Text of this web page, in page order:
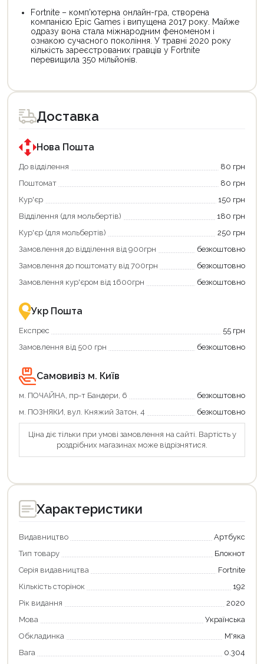
Fortnite – комп'ютерна онлайн-гра, створена
компанією Epic Games і випущена 2017 року. Майже
одразу вона стала міжнародним феноменом і
ознакою сучасного покоління. У травні 2020 року
кількість зареєстрованих гравців у Fortnite
перевищила 350 мільйонів.
Доставка
Нова Пошта
До відділення
80 грн
Поштомат
80 грн
Кур'єр
150 грн
Відділення (для мольбертів)
180 грн
Кур'єр (для мольбертів)
250 грн
Замовлення до відділення від 900грн
безкоштовно
Замовлення до поштомату від 700грн
безкоштовно
Замовлення кур'єром від 1600грн
безкоштовно
Укр Пошта
Експрес
55 грн
Замовлення від 500 грн
безкоштовно
Самовивіз м. Київ
м. ПОЧАЙНА, пр-т Бандери, 6
безкоштовно
м. ПОЗНЯКИ, вул. Княжий Затон, 4
безкоштовно
Ціна діє тільки при умові замовлення на сайті. Вартість у
роздрібних магазинах може відрізнятися.
Характеристики
Видавництво
Артбукс
Тип товару
Блокнот
Серія видавництва
Fortnite
Кількість сторінок
192
Рік видання
2020
Мова
Українська
Обкладинка
М'яка
Вага
0.304
Оформити замовлення